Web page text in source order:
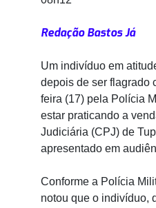
Redação Bastos Já
Um indivíduo em
depois de ser flagrado
feira (17) pela Polícia
estar praticando a
Judiciária (CPJ) de
apresentado em
Conforme a Polícia
notou que o indivíduo,